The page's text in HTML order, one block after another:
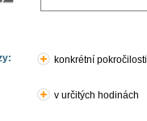
konkrétní pokročilosti
v určitých hodinách